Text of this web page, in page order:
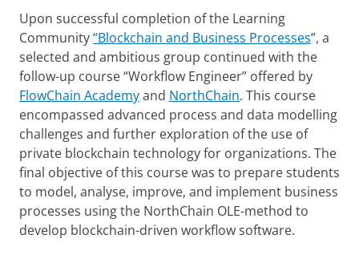
Upon successful completion of the Learning
Community“Blockchain and Business Processes”, a
selected and ambitious group continued with the
follow-up course “Workflow Engineer” offered by
FlowChain Academyand NorthChain. This course
encompassed advanced process and data modelling
challenges and further exploration of the use of
private blockchain technology for organizations. The
final objective of this course was to prepare students
to model, analyse, improve, and implement business
processes using the NorthChain OLE-method to
develop blockchain-driven workflow software.